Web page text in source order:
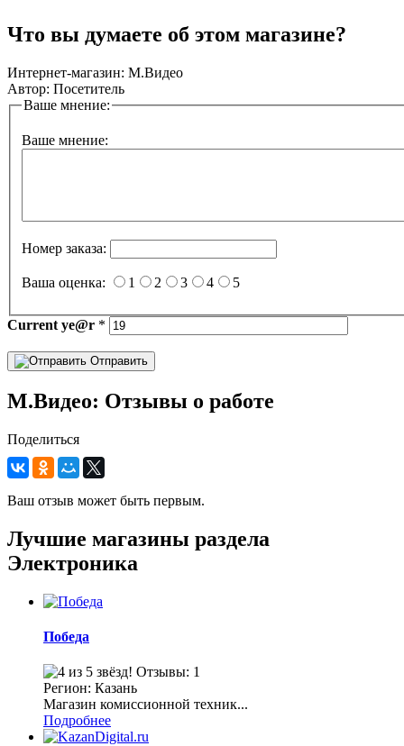
Что вы думаете об этом магазине?
Интернет-магазин: М.Видео
Автор: Посетитель
Ваше мнение:
Ваше мнение:
Номер заказа:
Ваша оценка: 1 2 3 4 5
Current ye@r *
Отправить
М.Видео: Отзывы о работе
Поделиться
Ваш отзыв может быть первым.
Лучшие магазины раздела
Электроника
Победа
Отзывы: 1
Регион: Казань
Магазин комиссионной техник...
Подробнее